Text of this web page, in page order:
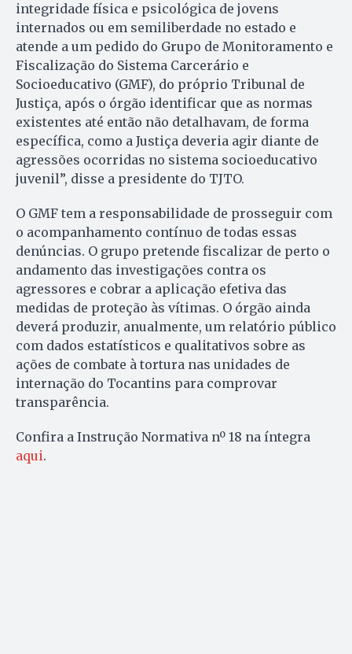
integridade física e psicológica de jovens
internados ou em semiliberdade no estado e
atende a um pedido do Grupo de Monitoramento e
Fiscalização do Sistema Carcerário e
Socioeducativo (GMF), do próprio Tribunal de
Justiça, após o órgão identificar que as normas
existentes até então não detalhavam, de forma
específica, como a Justiça deveria agir diante de
agressões ocorridas no sistema socioeducativo
juvenil”, disse a presidente do TJTO.
O GMF tem a responsabilidade de prosseguir com
o acompanhamento contínuo de todas essas
denúncias. O grupo pretende fiscalizar de perto o
andamento das investigações contra os
agressores e cobrar a aplicação efetiva das
medidas de proteção às vítimas. O órgão ainda
deverá produzir, anualmente, um relatório público
com dados estatísticos e qualitativos sobre as
ações de combate à tortura nas unidades de
internação do Tocantins para comprovar
transparência.
Confira a Instrução Normativa nº 18 na íntegra
aqui.